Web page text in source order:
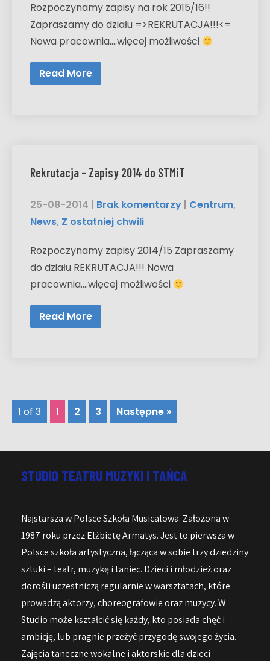
Rozpoczynamy zapisy na rok 2015/16!!
Zapraszamy do działu =>REKRUTACJA!!!<=
Nowa pracownia….więcej możliwości
Read More
Rekrutacja – Zapisy 2014 do STMiT
25-08-2014 | Brak komentarzy | Centrum,
News, Z ostatniej chwili
Rozpoczynamy zapisy 2014/15 Zapraszamy
do działu REKRUTACJA!!! Nowa
pracownia….więcej możliwości
Read More
1 of 3 1 2 3 Następne »
STUDIO TEATRU MUZYKI I TAŃCA
Najstarsza w Polsce Szkoła Musicalowa. Założona w
1987 roku przez Elżbietę Armatys. Jest to pierwsza w
Polsce szkoła artystyczna, łącząca w sobie trzy dziedziny
sztuki – teatr, muzykę i taniec. Dzieci i młodzież oraz
dorośli uczestniczą regularnie w warsztatach, które
prowadzą aktorzy, choreografowie oraz muzycy. W
Studio może kształcić się każdy, kto posiada chęć i
ambicję, lub pragnie przeżyć przygodę swojego życia.
Zajęcia taneczne wokalne i aktorskie dla dzieci